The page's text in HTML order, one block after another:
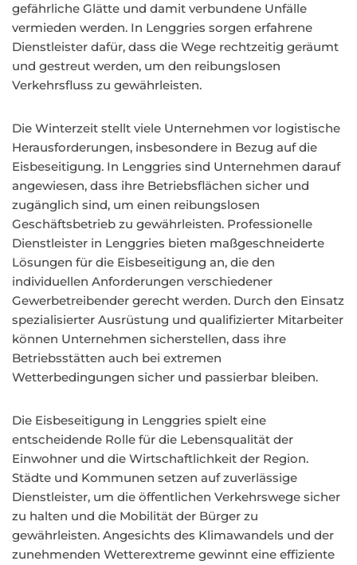
gefährliche Glätte und damit verbundene Unfälle
vermieden werden. In Lenggries sorgen erfahrene
Dienstleister dafür, dass die Wege rechtzeitig geräumt
und gestreut werden, um den reibungslosen
Verkehrsfluss zu gewährleisten.
Die Winterzeit stellt viele Unternehmen vor logistische
Herausforderungen, insbesondere in Bezug auf die
Eisbeseitigung. In Lenggries sind Unternehmen darauf
angewiesen, dass ihre Betriebsflächen sicher und
zugänglich sind, um einen reibungslosen
Geschäftsbetrieb zu gewährleisten. Professionelle
Dienstleister in Lenggries bieten maßgeschneiderte
Lösungen für die Eisbeseitigung an, die den
individuellen Anforderungen verschiedener
Gewerbetreibender gerecht werden. Durch den Einsatz
spezialisierter Ausrüstung und qualifizierter Mitarbeiter
können Unternehmen sicherstellen, dass ihre
Betriebsstätten auch bei extremen
Wetterbedingungen sicher und passierbar bleiben.
Die Eisbeseitigung in Lenggries spielt eine
entscheidende Rolle für die Lebensqualität der
Einwohner und die Wirtschaftlichkeit der Region.
Städte und Kommunen setzen auf zuverlässige
Dienstleister, um die öffentlichen Verkehrswege sicher
zu halten und die Mobilität der Bürger zu
gewährleisten. Angesichts des Klimawandels und der
zunehmenden Wetterextreme gewinnt eine effiziente